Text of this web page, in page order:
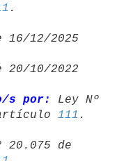
s por:
Ley Nº
111
20.075 de